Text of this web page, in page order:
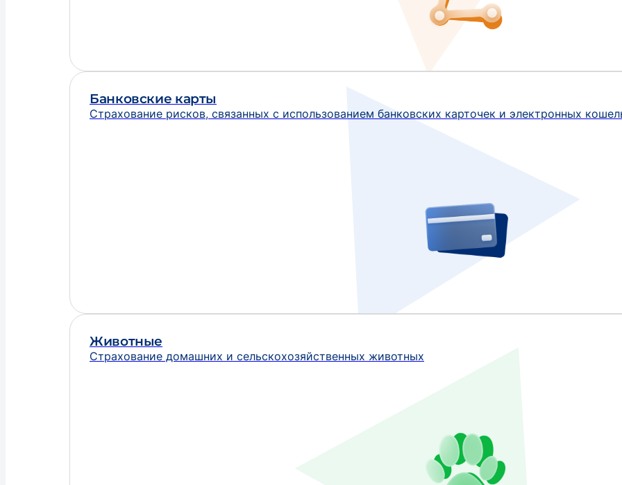
Банковские карты
Страхование рисков, связанных с использованием банковских карточек и электронных
Животные
Страхование домашних и сельскохозяйственных животных